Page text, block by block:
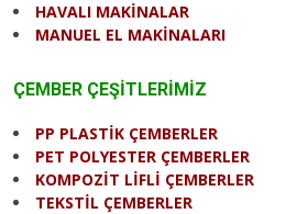
HAVALI MAKİNALAR
MANUEL EL MAKİNALARI
ÇEMBER ÇEŞİTLERİMİZ
PP PLASTİK ÇEMBERLER
PET POLYESTER ÇEMBERLER
KOMPOZİT LİFLİ ÇEMBERLER
TEKSTİL ÇEMBERLER